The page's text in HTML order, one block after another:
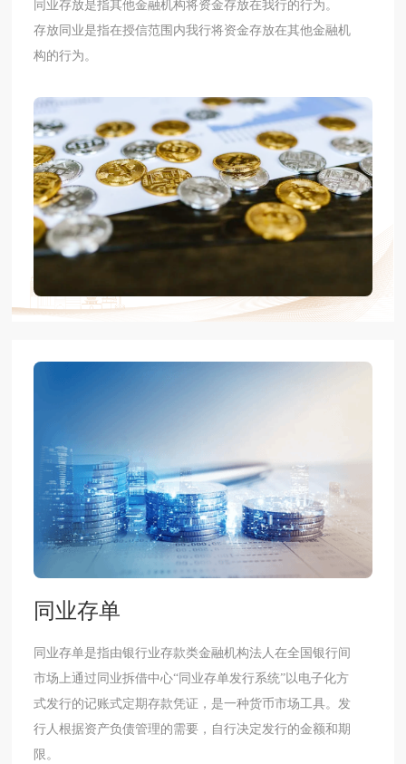
同业存放是指其他金融机构将资金存放在我行的行为。
存放同业是指在授信范围内我行将资金存放在其他金融机
构的行为。
同业存单
​同业存单是指由银行业存款类金融机构法人在全国银行间
市场上通过同业拆借中心“同业存单发行系统”以电子化方
式发行的记账式定期存款凭证，是一种货币市场工具。发
行人根据资产负债管理的需要，自行决定发行的金额和期
限。